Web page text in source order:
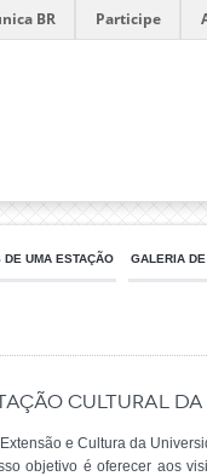
BR Participe
DE UMA ESTAÇÃO GALERIA
Cultural da
e Cultura da
objetivo é oferecer aos